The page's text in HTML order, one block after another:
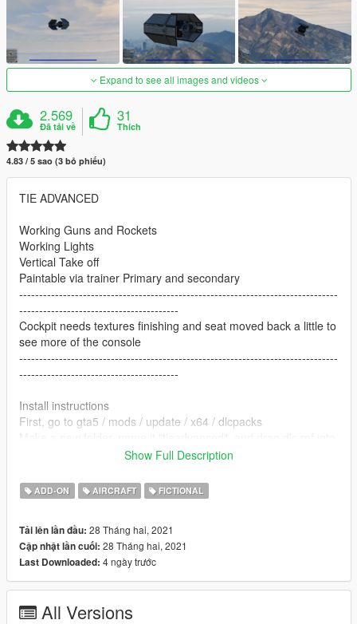
Expand to see all images and videos
2.569
Đã tải về
31
Thích
4.83 / 5 sao (3 bỏ phiếu)
TIE ADVANCED
Working Guns and Rockets
Working Lights
Vertical Take off
Paintable via trainer Primary and secondary
--------------------------------------------------------------------------------
----------------------------------------
Cockpit needs textures finishing and seat moved back a little to
see more of the console
--------------------------------------------------------------------------------
----------------------------------------
Install instructions
First, go to gta5 / mods / update / x64 / dlcpacks
Edit dlclist.xml, add "dlcpacks:/tieadvanced/"
--------------------------------------------------------------------------------
-----------------------------------------
Vehicle Converted By: kjb33
Show Full Description
ADD-ON AIRCRAFT FICTIONAL
Tải lên lần đầu: 28 Tháng hai, 2021
Cập nhật lần cuối: 28 Tháng hai, 2021
Last Downloaded: 4 ngày trước
All Versions